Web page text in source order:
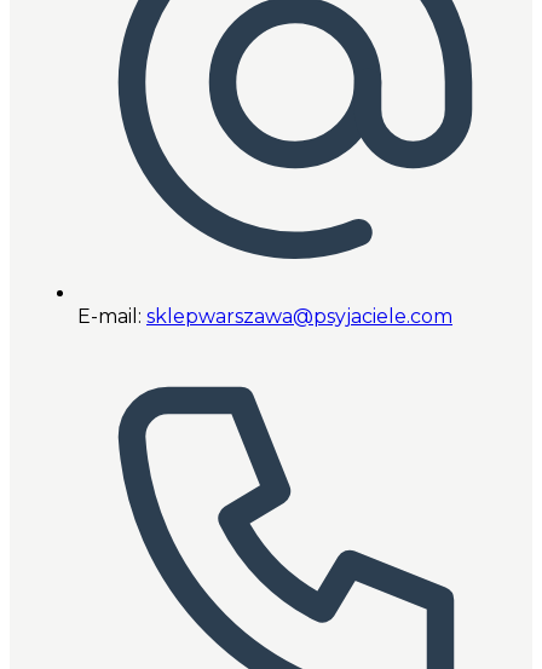
E-mail: sklepwarszawa@psyjaciele.com